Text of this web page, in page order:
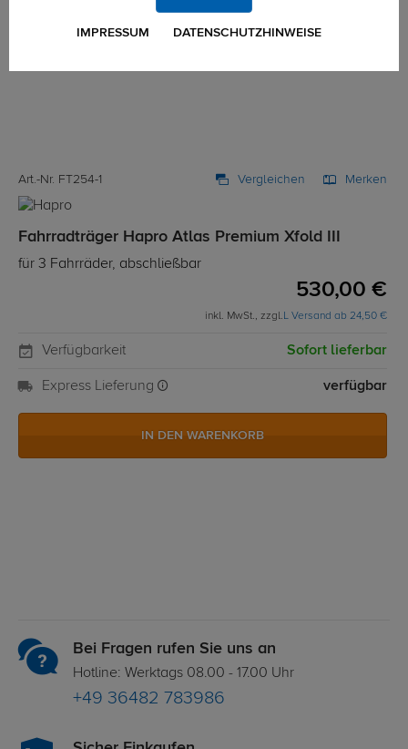
Art.-Nr. FT254-1 Vergleichen Merken
Fahrradträger Hapro Atlas Premium Xfold III
für 3 Fahrräder, abschließbar
530,00 €
inkl. MwSt., zzgl.L Versand ab 24,50 €
Verfügbarkeit Sofort lieferbar
Express Lieferung verfügbar
IN DEN WARENKORB
Bei Fragen rufen Sie uns an
Hotline: Werktags 08.00 - 17.00 Uhr
+49 36482 783986
IMPRESSUM DATENSCHUTZHINWEISE